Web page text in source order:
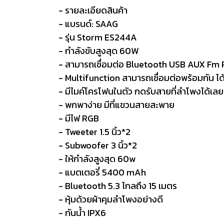
- รายละเอียดสินค้า
- แบรนด์: SAAG
- รุ่น Storm ES244A
- กำลังขับสูงสุด 60W
- สามารถเชื่อมต่อ Bluetooth USB AUX Fm
- Multifunction สามารถเชื่อมต่อพร้อมกัน ไ
- มีไมค์โครโฟนในตัว กดรับสายที่ลำโพงได้เลย
- พกพาง่าย มีที่แขวนสายสะพาย
- มีไฟ RGB
- Tweeter 1.5 นิ้ว*2
- Subwoofer 3 นิ้ว*2
- ให้กำลังสูงสุด 60w
- แบตเตอรี่ 5400 mAh
- Bluetooth 5.3 ไกลถึง 15 เมตร
- หุ้มด้วยผ้าคุมลำโพงอย่างดี
- กันน้ำ IPX6